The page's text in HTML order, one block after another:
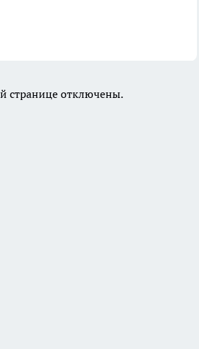
странице отключены.